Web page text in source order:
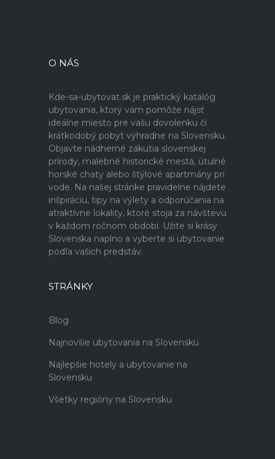
O NÁS
Kde-sa-ubytovat.sk je praktický katalóg
ubytovania, ktorý vám pomôže nájsť
ideálne miesto pre vašu dovolenku či
krátkodobý pobyt výhradne na Slovensku.
Objavte nádherné zákutia slovenskej
prírody, malebné historické mestá, útulné
horské chaty alebo štýlové apartmány pri
vode. Na našej stránke pravidelne nájdete
inšpiráciu, tipy na výlety a odporúčania na
atraktívne lokality, ktoré stoja za návštevu
v každom ročnom období. Užite si krásy
Slovenska naplno a vyberte si ubytovanie
podľa vašich predstáv.
STRÁNKY
Blog
Najnovšie ubytovania na Slovensku
Najlepšie hotely a ubytovanie na
Slovensku
Všetky regióny na Slovensku